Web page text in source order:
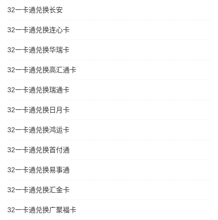
32一卡通兑换长安
32一卡通兑换连心卡
32一卡通兑换华瑞卡
32一卡通兑换高汇通卡
32一卡通兑换瑞通卡
32一卡通兑换日月卡
32一卡通兑换鸿运卡
32一卡通兑换首付通
32一卡通兑换易事通
32一卡通兑换汇金卡
32一卡通兑换广聚福卡